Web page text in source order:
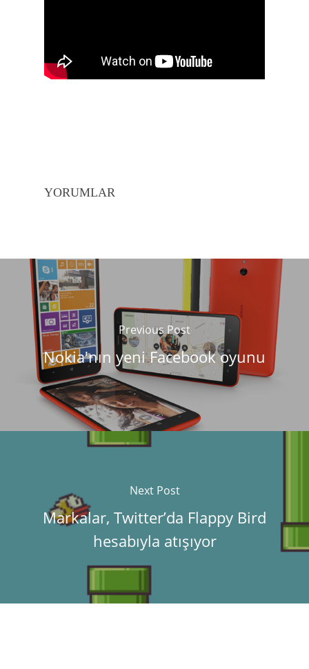
YORUMLAR
Previous Post
Nokia'nın yeni Facebook oyunu
Next Post
Markalar, Twitter’da Flappy Bird
hesabıyla atışıyor